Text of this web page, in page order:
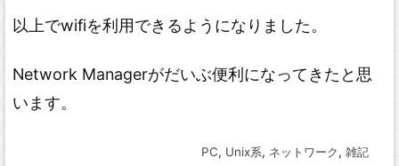
以上でwifiを利用できるようになりました。
Network Managerがだいぶ便利になってきたと思
います。
PC, Unix系, ネットワーク, 雑記